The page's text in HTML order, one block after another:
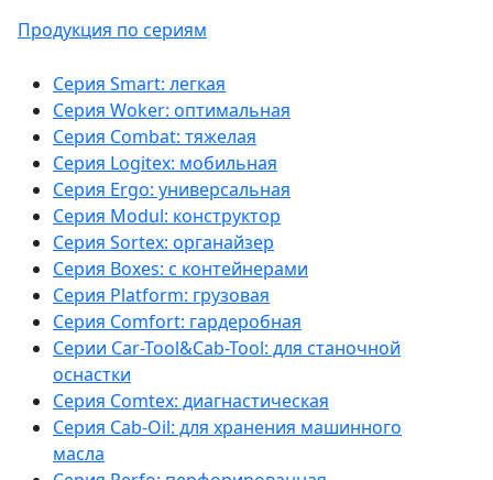
Продукция по сериям
Серия Smart: легкая
Серия Woker: оптимальная
Серия Combat: тяжелая
Серия Logitex: мобильная
Серия Ergo: универсальная
Серия Modul: конструктор
Серия Sortex: органайзер
Серия Boxes: с контейнерами
Серия Platform: грузовая
Серия Comfort: гардеробная
Серии Car-Tool&Cab-Tool: для станочной
оснастки
Серия Comtex: диагнастическая
Серия Cab-Oil: для хранения машинного
масла